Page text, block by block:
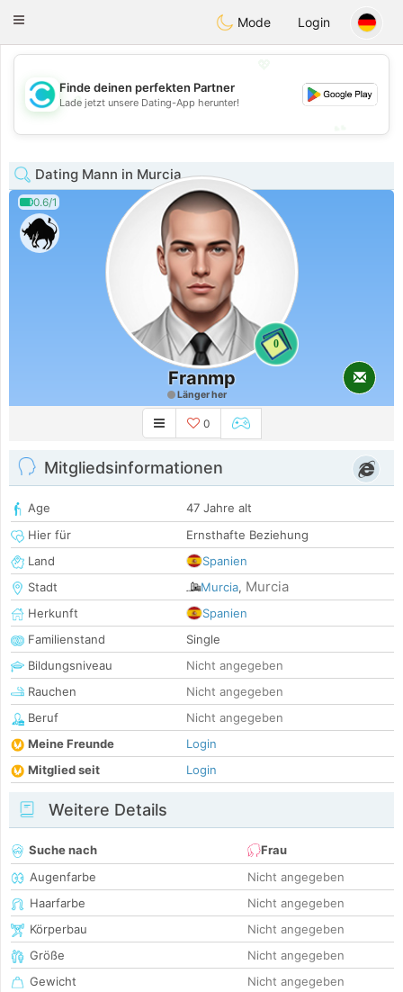
olombiaCitas
Toggle
Mode Login
💖
💕
Finde deinen perfekten Partner
Lade jetzt unsere Dating-App herunter!
Dating Mann in Murcia
0.6/1
0
Franmp
Länger her
0
Mitgliedsinformationen
Age
47 Jahre alt
Hier für
Ernsthafte Beziehung
Land
Spanien
Stadt
Murcia, Murcia
Herkunft
Spanien
Familienstand
Single
Bildungsniveau
Nicht angegeben
Rauchen
Nicht angegeben
Beruf
Nicht angegeben
Meine Freunde
Login
Mitglied seit
Login
Weitere Details
Suche nach
Frau
Augenfarbe
Nicht angegeben
Haarfarbe
Nicht angegeben
Körperbau
Nicht angegeben
Größe
Nicht angegeben
Gewicht
Nicht angegeben